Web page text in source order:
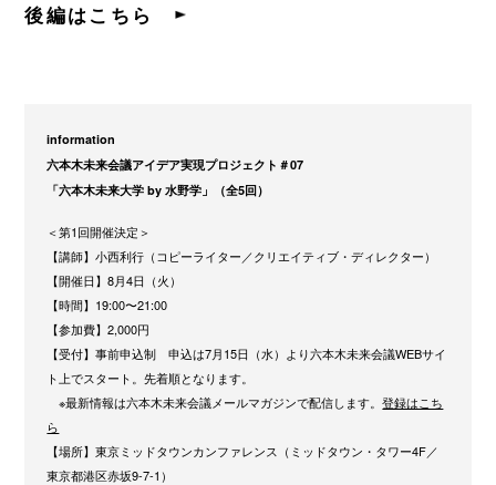
後編はこちら
information
六本木未来会議アイデア実現プロジェクト＃07
「六本木未来大学 by 水野学」（全5回）
＜第1回開催決定＞
【講師】小西利行（コピーライター／クリエイティブ・ディレクター）
【開催日】8月4日（火）
【時間】19:00〜21:00
【参加費】2,000円
【受付】事前申込制 申込は7月15日（水）より六本木未来会議WEBサイ
ト上でスタート。先着順となります。
※最新情報は六本木未来会議メールマガジンで配信します。登録はこち
ら
【場所】東京ミッドタウンカンファレンス（ミッドタウン・タワー4F／
東京都港区赤坂9-7-1）